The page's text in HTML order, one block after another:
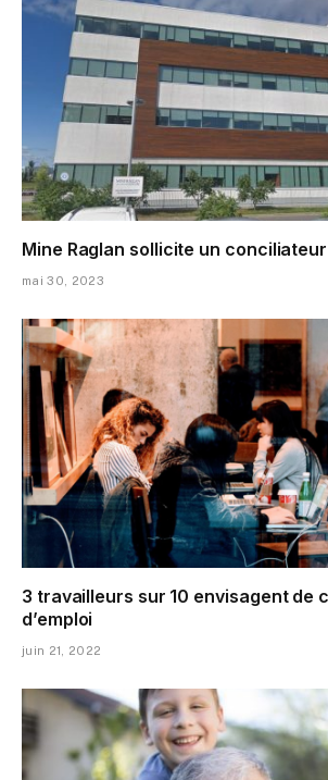
Mine Raglan sollicite un
mai 30, 2023
3 travailleurs sur 10 envisagent de
d’emploi
juin 21, 2022